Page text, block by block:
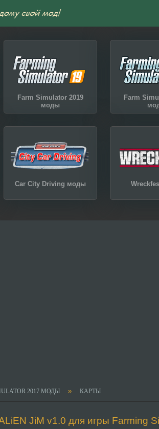
Farm Simulator 2019
моды
Farm
Car City Driving моды
2017 МОДЫ » КАРТЫ
JiM v1.0 для игры Farming